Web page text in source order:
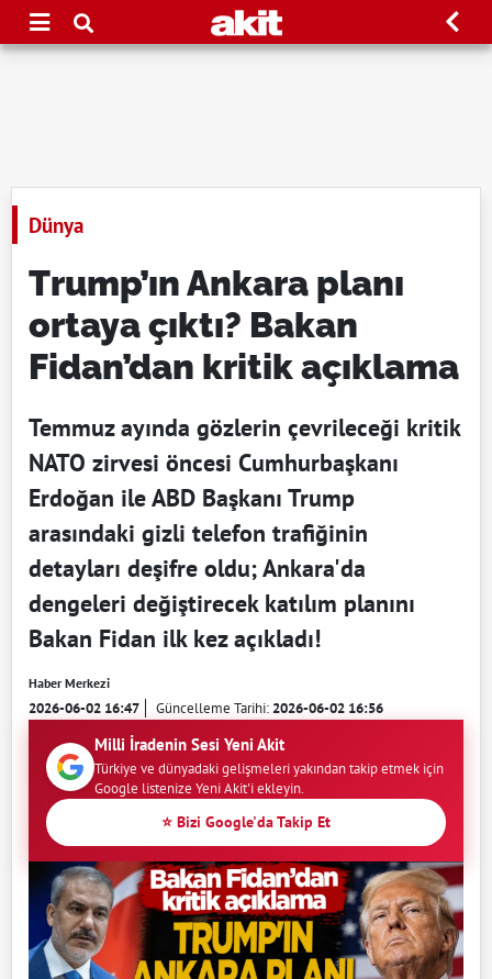
Dünya
Trump’ın Ankara planı
ortaya çıktı? Bakan
Fidan’dan kritik açıklama
Temmuz ayında gözlerin çevrileceği kritik
NATO zirvesi öncesi Cumhurbaşkanı
Erdoğan ile ABD Başkanı Trump
arasındaki gizli telefon trafiğinin
detayları deşifre oldu; Ankara'da
dengeleri değiştirecek katılım planını
Bakan Fidan ilk kez açıkladı!
Haber Merkezi
2026-06-02 16:47 Güncelleme Tarihi:2026-06-02 16:56
Milli İradenin Sesi Yeni Akit
Türkiye ve dünyadaki gelişmeleri yakından takip etmek için
Google listenize Yeni Akit'i ekleyin.
⭐ Bizi Google'da Takip Et